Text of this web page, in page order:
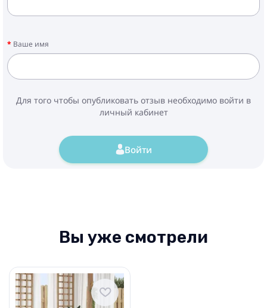
Ваше имя
Для того чтобы опубликовать отзыв необходимо войти в
личный кабинет
Войти
Вы уже смотрели